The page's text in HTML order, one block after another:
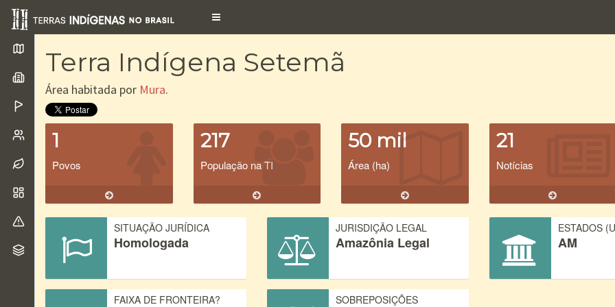
Toggle
Terra Indígena Setemã
Área habitada por Mura.
1
Povos
217
População na TI
50 mil
Área (ha)
21
Notícias
SITUAÇÃO JURÍDICA
Homologada
JURISDIÇÃO LEGAL
Amazônia Legal
ESTADOS
AM
FAIXA DE FRONTEIRA? SOBREPOSIÇÕES